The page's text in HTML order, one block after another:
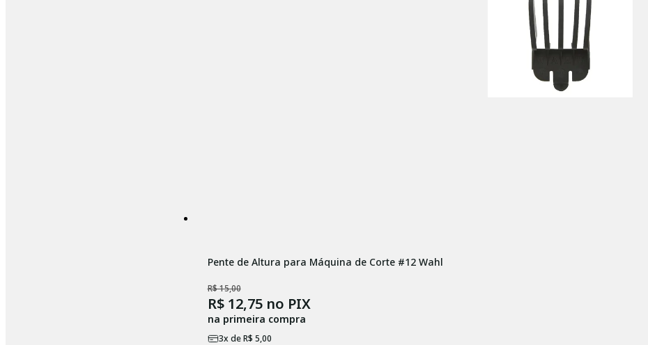
Pente de Altura para Máquina de Corte #12 Wahl
R$ 15,00
R$ 12,75no PIX
na primeira compra
3x deR$ 5,00